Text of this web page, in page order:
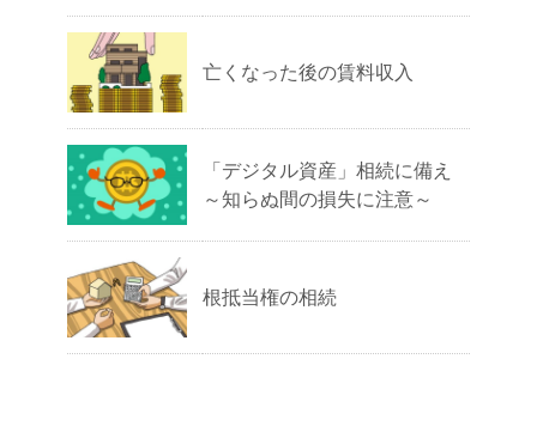
亡くなった後の賃料収入
「デジタル資産」相続に備え
～知らぬ間の損失に注意～
根抵当権の相続